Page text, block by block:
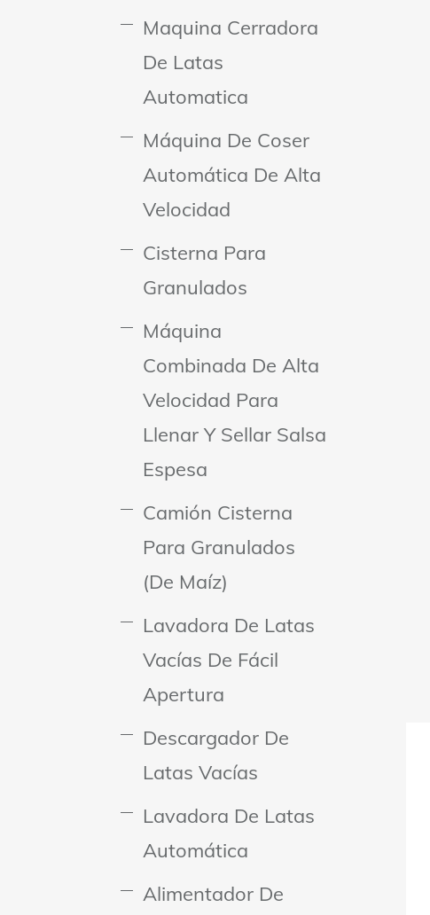
Maquina Cerradora
De Latas
Automatica
Máquina De Coser
Automática De Alta
Velocidad
Cisterna Para
Granulados
Máquina
Combinada De Alta
Velocidad Para
Llenar Y Sellar Salsa
Espesa
Camión Cisterna
Para Granulados
(de Maíz)
Lavadora De Latas
Vacías De Fácil
Apertura
Descargador De
Latas Vacías
Lavadora De Latas
Automática
Alimentador De